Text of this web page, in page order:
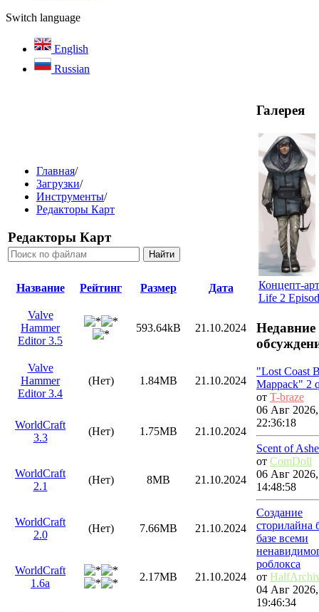
Switch language
English
Russian
Главная/
Загрузки/
Инструменты/
Редакторы Карт
Редакторы Карт
Название Рейтинг Размер Дата
Valve
Hammer
Editor 3.5
593.64kB 21.10.2024
Valve
Hammer
Editor 3.4
(Нет) 1.84MB 21.10.2024
WorldCraft
3.3
(Нет) 1.75MB 21.10.2024
WorldCraft
2.1
(Нет) 8MB 21.10.2024
WorldCraft
2.0
(Нет) 7.66MB 21.10.2024
WorldCraft
1.6a
2.17MB 21.10.2024
Галерея
Концепт-
Life 2
Недавние
"Lost Coast
Mappack" 2
от T-braze
06 Авг 2026,
22:36:18
Scent of
от ComDoll
06 Авг 2026,
14:48:58
Создание
сторилайна
базе всеми
роблокса
от
04 Авг 2026,
19:46:34